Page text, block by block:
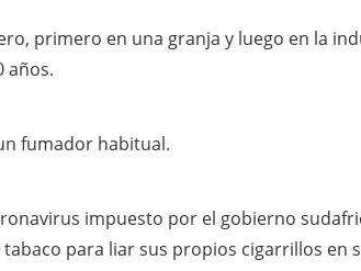
primero en una granja y luego en la
años.
fumador habitual.
impuesto por el gobierno
para liar sus propios cigarrillos en